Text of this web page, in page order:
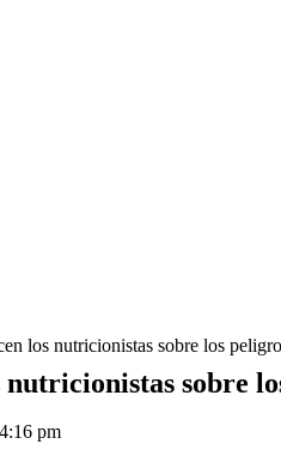
los nutricionistas sobre los
sobre
4:16 pm